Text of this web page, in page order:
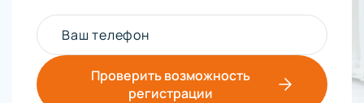
Ваш телефон
Проверить возможность
регистрации